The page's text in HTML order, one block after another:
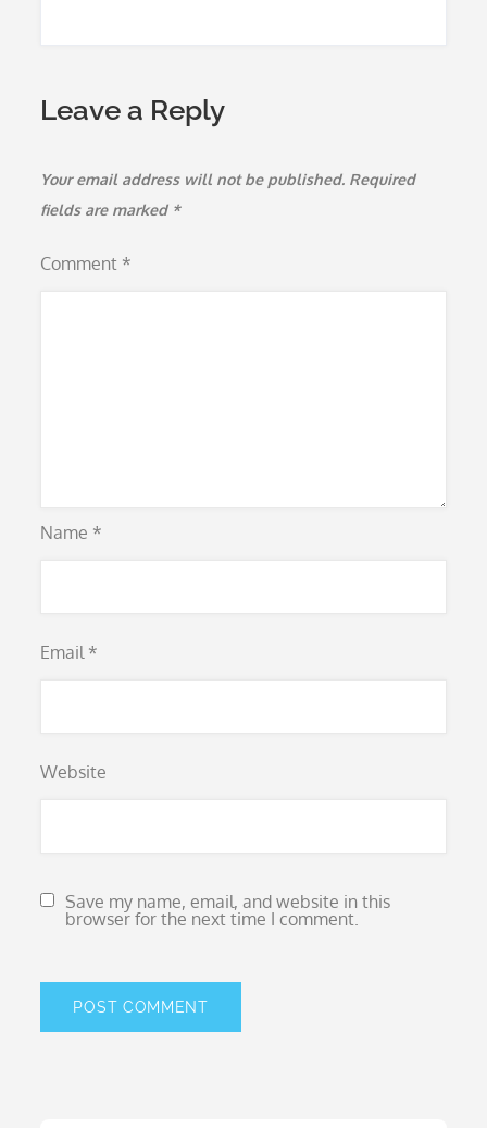
Leave a Reply
Your email address will not be published. Required
fields are marked *
Comment *
Name *
Email *
Website
Save my name, email, and website in this
browser for the next time I comment.